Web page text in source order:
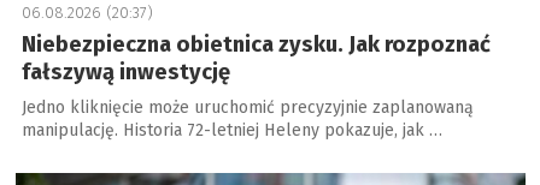
06.08.2026 (20:37)
Niebezpieczna obietnica zysku. Jak rozpoznać
fałszywą inwestycję
Jedno kliknięcie może uruchomić precyzyjnie zaplanowaną
manipulację. Historia 72-letniej Heleny pokazuje, jak …
a